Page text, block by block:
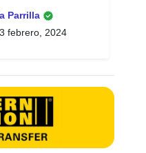
Parrilla
febrero, 2024